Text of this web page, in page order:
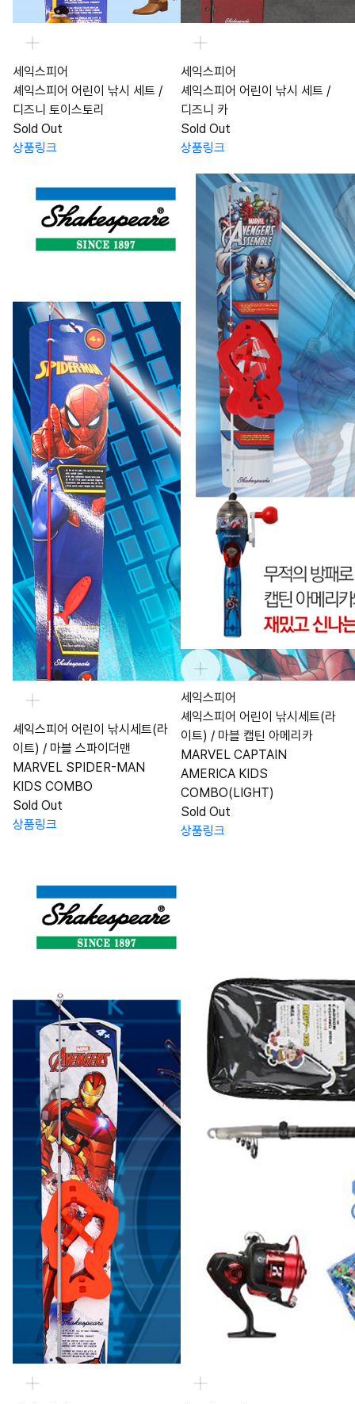
세익스피어
셰익스피어 어린이 낚시 세트 /
디즈니 토이스토리
Sold Out
상품링크
세익스피어
셰익스피어 어린이 낚시 세트 /
디즈니 카
Sold Out
상품링크
셰익스피어 어린이 낚시세트(라
이트) / 마블 스파이더맨
MARVEL SPIDER-MAN
KIDS COMBO
Sold Out
상품링크
세익스피어
셰익스피어 어린이 낚시세트(라
이트) / 마블 캡틴 아메리카
MARVEL CAPTAIN
AMERICA KIDS
COMBO(LIGHT)
Sold Out
상품링크